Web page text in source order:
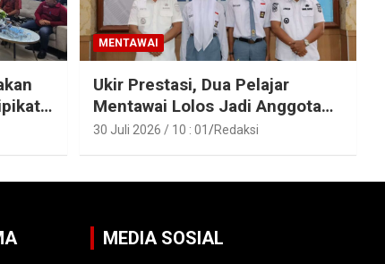
MENTAWAI
Ukir Prestasi, Dua Pelajar
Mentawai Lolos Jadi Anggota
Paskibraka Provinsi Sumbar
30 Juli 2026 / 10 : 01 Redaksi
MEDIA SOSIAL